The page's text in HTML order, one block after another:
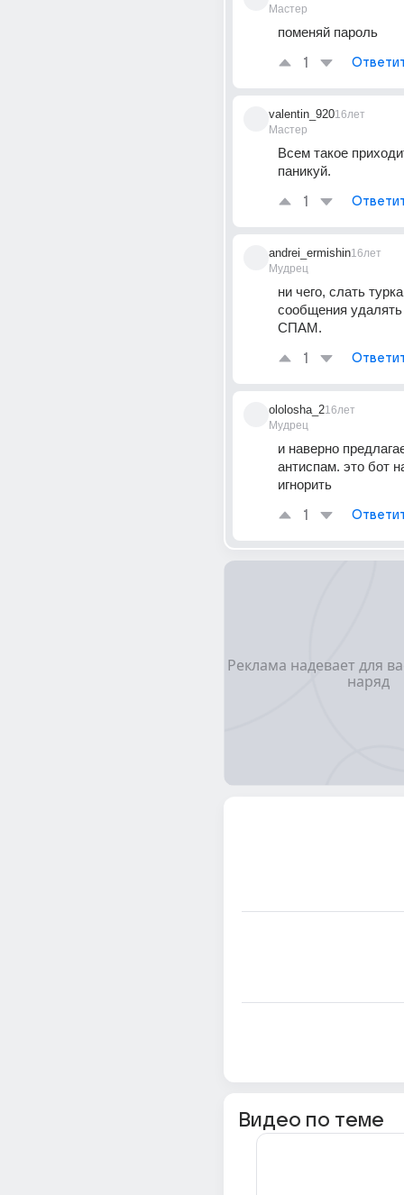
Мастер
поменяй пароль
1
valentin_920
Мастер
16лет
Всем такое
паникуй.
1
andrei_ermishin
Мудрец
16лет
ни чего, слать
сообщения
СПАМ.
1
ololosha_2
Мудрец
16лет
и наверно
антиспам. это бот
игнорить
1
Видео по теме